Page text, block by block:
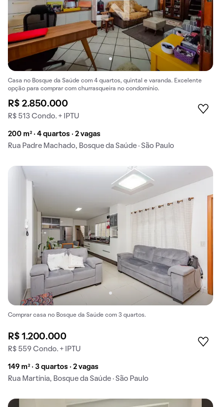
Casa no Bosque da Saúde com 4 quartos, quintal e varanda. Excelente
opção para comprar com churrasqueira no condomínio.
R$ 2.850.000
R$ 513 Condo. + IPTU
200 m² · 4 quartos · 2 vagas
Rua Padre Machado, Bosque da Saúde · São Paulo
Comprar casa no Bosque da Saúde com 3 quartos.
R$ 1.200.000
R$ 559 Condo. + IPTU
149 m² · 3 quartos · 2 vagas
Rua Martínia, Bosque da Saúde · São Paulo